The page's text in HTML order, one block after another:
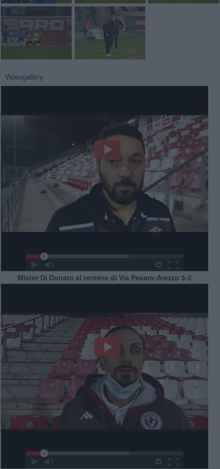
Videogallery
Mister Di Donato al termine di Vis Pesaro-Arezzo 3-2